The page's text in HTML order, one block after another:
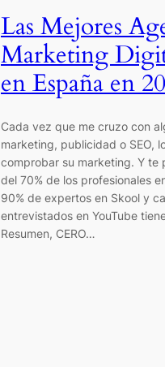
Las Mejores
Marketing
en España en
Cada vez que me cruzo con
marketing, publicidad o SEO,
comprobar su marketing. Y te
del 70% de los profesionales
90% de expertos en Skool y
entrevistados en YouTube
Resumen, CERO…